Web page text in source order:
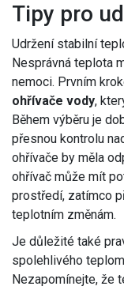
Tipy pro
Udržení stabilní
Nesprávná teplota
nemoci. Prvním
ohřívače vody,
Během výběru je
přesnou kontrolu
ohřívače by měla
ohřívač může mít
prostředí, zatímco
teplotním změnám.
Je důležité také
spolehlivého
Nezapomínejte, že